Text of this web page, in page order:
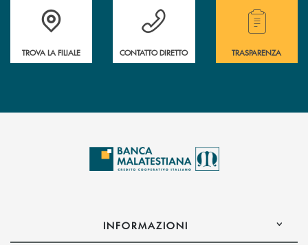
Trova la filiale più vicina a te.
TROVA LA FILIALE
Hai bisogno di assistenza ?&nbsp;
CONTATTO DIRETTO
Hai bisogno di
TRASPARENZA
INFORMAZIONI